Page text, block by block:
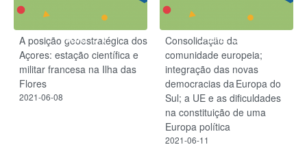
Aula 51
A posição geoestratégica dos
Açores: estação científica e
militar francesa na Ilha das
Flores
2021-06-08
Aula 52
Consolidação da
comunidade europeia;
integração das novas
democracias da Europa do
Sul; a UE e as dificuldades
na constituição de uma
Europa política
2021-06-11